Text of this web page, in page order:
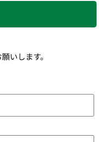
いします。